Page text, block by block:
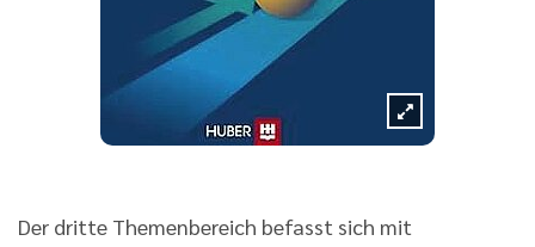
Der dritte Themenbereich befasst sich mit